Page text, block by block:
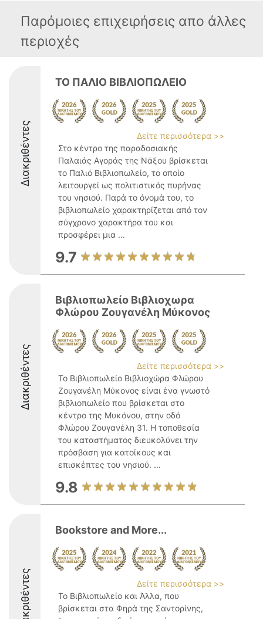
Παρόμοιες επιχειρήσεις απο άλλες
περιοχές
Διακριθέντες
ΤΟ ΠΑΛΙΟ ΒΙΒΛΙΟΠΩΛΕΙΟ
Δείτε περισσότερα >>
Στο κέντρο της παραδοσιακής
Παλαιάς Αγοράς της Νάξου βρίσκεται
το Παλιό Βιβλιοπωλείο, το οποίο
λειτουργεί ως πολιτιστικός πυρήνας
του νησιού. Παρά το όνομά του, το
βιβλιοπωλείο χαρακτηρίζεται από τον
σύγχρονο χαρακτήρα του και
προσφέρει μια ...
9.7
Διακριθέντες
Βιβλιοπωλείο Βιβλιοχωρα
Φλώρου Ζουγανέλη Μύκονος
Δείτε περισσότερα >>
Το Βιβλιοπωλείο Βιβλιοχώρα Φλώρου
Ζουγανέλη Μύκονος είναι ένα γνωστό
βιβλιοπωλείο που βρίσκεται στο
κέντρο της Μυκόνου, στην οδό
Φλώρου Ζουγανέλη 31. Η τοποθεσία
του καταστήματος διευκολύνει την
πρόσβαση για κατοίκους και
επισκέπτες του νησιού. ...
9.8
Διακριθέντες
Bookstore and More...
Δείτε περισσότερα >>
Το Βιβλιοπωλείο και Άλλα, που
βρίσκεται στα Φηρά της Σαντορίνης,